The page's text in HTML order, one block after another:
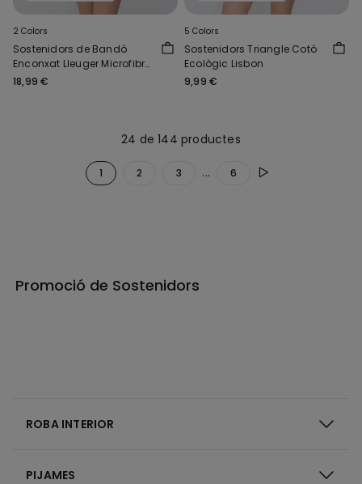
2 Colors
Sostenidors de Bandó
Enconxat Lleuger Microfibra
Reciclada Full Coverage
18,99 €
5 Colors
Sostenidors Triangle Cotó
Ecològic Lisbon
9,99 €
24 de 144 productes
1 2 3 ... 6
Promoció de Sostenidors
ROBA INTERIOR
PIJAMES